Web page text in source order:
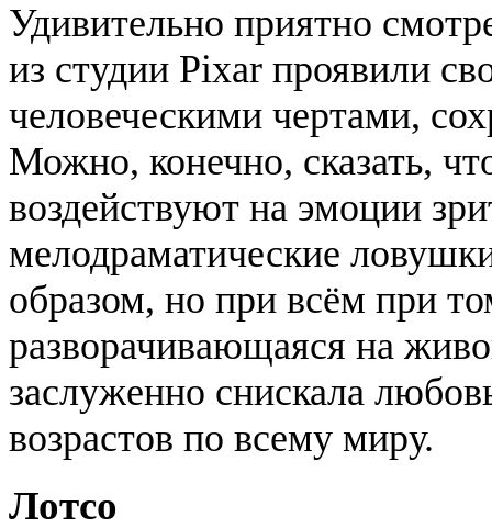
Удивительно приятно
из студии Pixar проявили
человеческими чертами,
Можно, конечно, сказать,
воздействуют на эмоции
мелодраматические
образом, но при всём при
разворачивающаяся на
заслуженно снискала
возрастов по всему миру.
Лотсо